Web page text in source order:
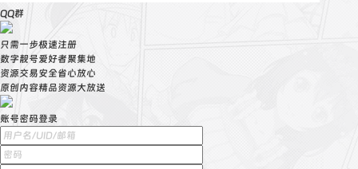
QQ群
只需一步极速注册
数字靓号爱好者聚集地
资源交易安全省心放心
原创内容精品资源大放送
账号密码登录